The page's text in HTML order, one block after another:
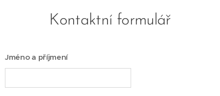
Kontaktní formulář
Jméno a příjmení